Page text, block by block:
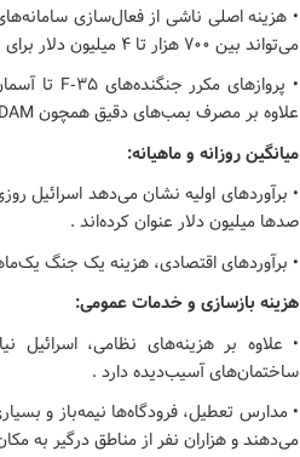
می‌تواند بین ۷۰۰ هزار تا ۴ میلیون دلار برای رهگیری هر موشک هزینه داشته باشد .
علاوه بر مصرف بمب‌های دقیق همچون JDAM و MK‑۸۴ .
میانگین روزانه و ماهیانه:
صدها میلیون دلار عنوان کرده‌اند .
• برآوردهای اقتصادی، هزینه یک جنگ یک‌ماهه را در حدود ۱۲
هزینه بازسازی و خدمات عمومی:
ساختمان‌های آسیب‌دیده دارد .
• مدارس تعطیل، فرودگاه‌ها نیمه‌باز و
می‌دهند و هزاران نفر از مناطق درگیر به